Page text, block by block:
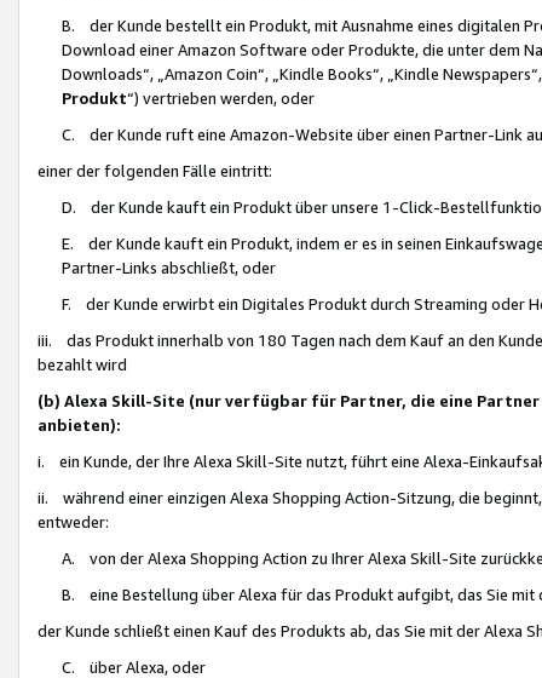
B. der Kunde bestellt ein Produkt, mit Ausnahme eines digitalen
Download einer Amazon Software oder Produkte, die unter dem
Downloads“, „Amazon Coin“, „Kindle Books“, „Kindle
Produkt“) vertrieben werden, oder
C. der Kunde ruft eine Amazon-Website über einen Partner-Link
einer der folgenden Fälle eintritt:
D. der Kunde kauft ein Produkt über unsere 1-Click-
E. der Kunde kauft ein Produkt, indem er es in seinen
Partner-Links abschließt, oder
F. der Kunde erwirbt ein Digitales Produkt durch Streaming oder
iii. das Produkt innerhalb von 180 Tagen nach dem Kauf an den
bezahlt wird
(b) Alexa Skill-Site (nur verfügbar für Partner, die eine
anbieten):
i. ein Kunde, der Ihre Alexa Skill-Site nutzt, führt eine Alexa-
ii. während einer einzigen Alexa Shopping Action-Sitzung, die
entweder:
A. von der Alexa Shopping Action zu Ihrer Alexa Skill-Site
B. eine Bestellung über Alexa für das Produkt aufgibt, das Sie mit
der Kunde schließt einen Kauf des Produkts ab, das Sie mit der Alexa
C. über Alexa, oder